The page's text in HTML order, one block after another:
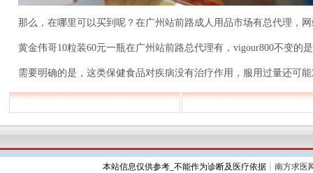
那么，在哪里可以买到呢？在广州站前路成人用品市场有总代理，
黄金伟哥10粒装60元一瓶在广州站前路总代理有，vigour800不变的
需要明确的是，这类保健食品对疾病没有治疗作用，服用过量还可
本站信息仅供参考_不能作为诊断及医疗依据┊南方求医